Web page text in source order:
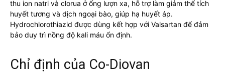
thu ion natri và clorua ở ống lượn xa, hỗ trợ làm giảm thể tích
huyết tương và dịch ngoại bào, giúp hạ huyết áp.
Hydrochlorothiazid được dùng kết hợp với Valsartan để đảm
bảo duy trì nồng độ kali máu ổn định.
Chỉ định của Co-Diovan